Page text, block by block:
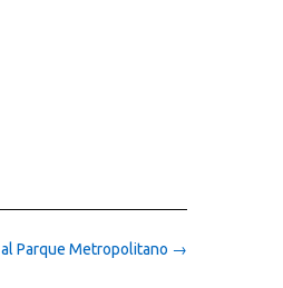
Parque Metropolitano →